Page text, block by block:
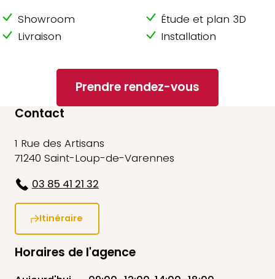
Showroom
Étude et plan 3D
Livraison
Installation
Prendre rendez-vous
Contact
1 Rue des Artisans
71240 Saint-Loup-de-Varennes
03 85 41 21 32
Itinéraire
Horaires de l'agence